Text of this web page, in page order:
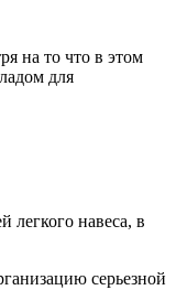
на то что в этом
для
навеса, в
серьезной